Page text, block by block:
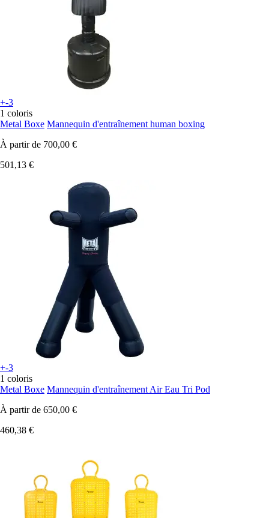
+-3
1 coloris
Metal Boxe Mannequin d'entraînement human boxing
À partir de 700,00 €
501,13 €
+-3
1 coloris
Metal Boxe Mannequin d'entraînement Air Eau Tri Pod
À partir de 650,00 €
460,38 €